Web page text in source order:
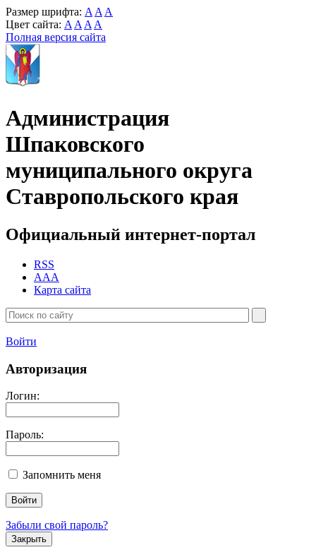
Размер шрифта: A A A
Цвет сайта: A A A A
Полная версия сайта
Администрация
Шпаковского
муниципального округа
Ставропольского края
Официальный интернет-портал
RSS
AAA
Карта сайта
Войти
Авторизация
Логин:
Пароль:
Запомнить меня
Забыли свой пароль?
Закрыть